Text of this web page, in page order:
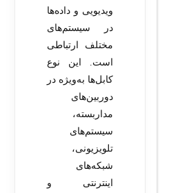
ویدیویی و داده‌ها
در سیستم‌های
مختلف ارتباطی
است. این نوع
کابل‌ها به‌ویژه در
دوربین‌های
مداربسته،
سیستم‌های
تلویزیونی،
شبکه‌های
اینترنتی و